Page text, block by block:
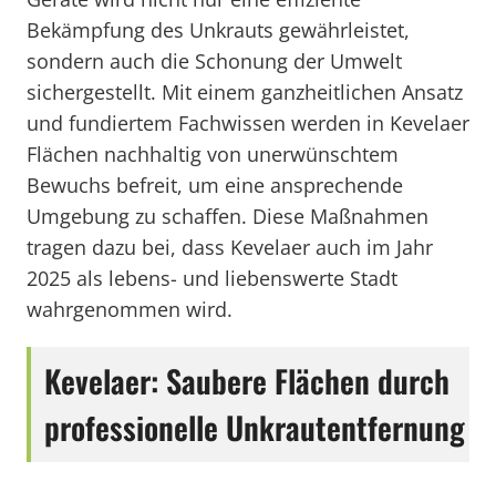
Bekämpfung des Unkrauts gewährleistet,
sondern auch die Schonung der Umwelt
sichergestellt. Mit einem ganzheitlichen Ansatz
und fundiertem Fachwissen werden in Kevelaer
Flächen nachhaltig von unerwünschtem
Bewuchs befreit, um eine ansprechende
Umgebung zu schaffen. Diese Maßnahmen
tragen dazu bei, dass Kevelaer auch im Jahr
2025 als lebens- und liebenswerte Stadt
wahrgenommen wird.
Kevelaer: Saubere Flächen durch
professionelle Unkrautentfernung